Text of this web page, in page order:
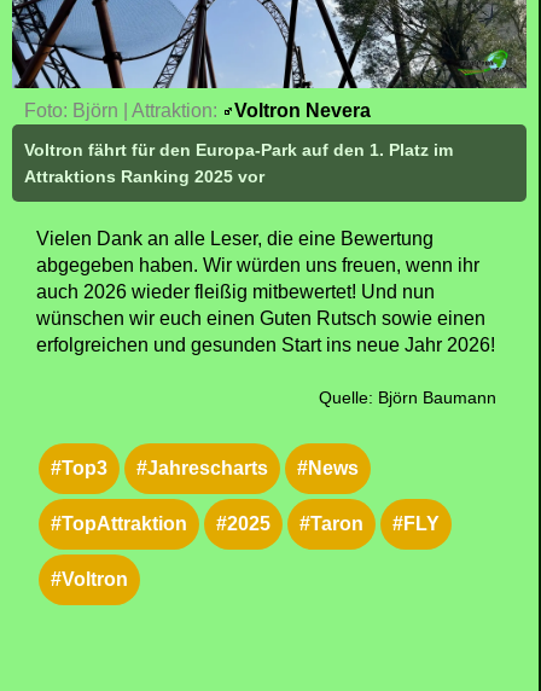
Foto: Björn | Attraktion: Voltron Nevera
Voltron fährt für den Europa-Park auf den 1. Platz im
Attraktions Ranking 2025 vor
Vielen Dank an alle Leser, die eine Bewertung
abgegeben haben. Wir würden uns freuen, wenn ihr
auch 2026 wieder fleißig mitbewertet! Und nun
wünschen wir euch einen Guten Rutsch sowie einen
erfolgreichen und gesunden Start ins neue Jahr 2026!
Quelle: Björn Baumann
#Top3 #Jahrescharts #News
#TopAttraktion #2025 #Taron #FLY
#Voltron